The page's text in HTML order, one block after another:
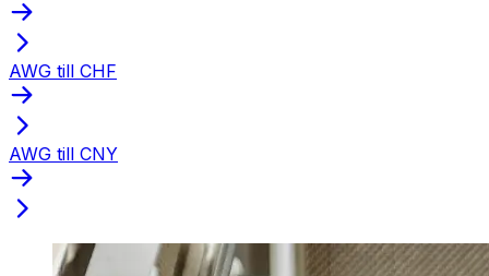
AWG till CHF
AWG till CNY